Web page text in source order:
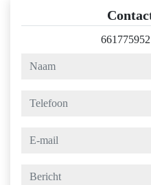
661775952
naam
telefoon
e-mail
bericht